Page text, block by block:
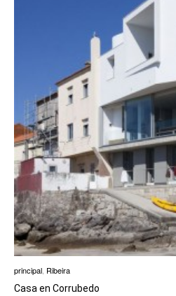
principal Ribeira
Casa en Corrubedo